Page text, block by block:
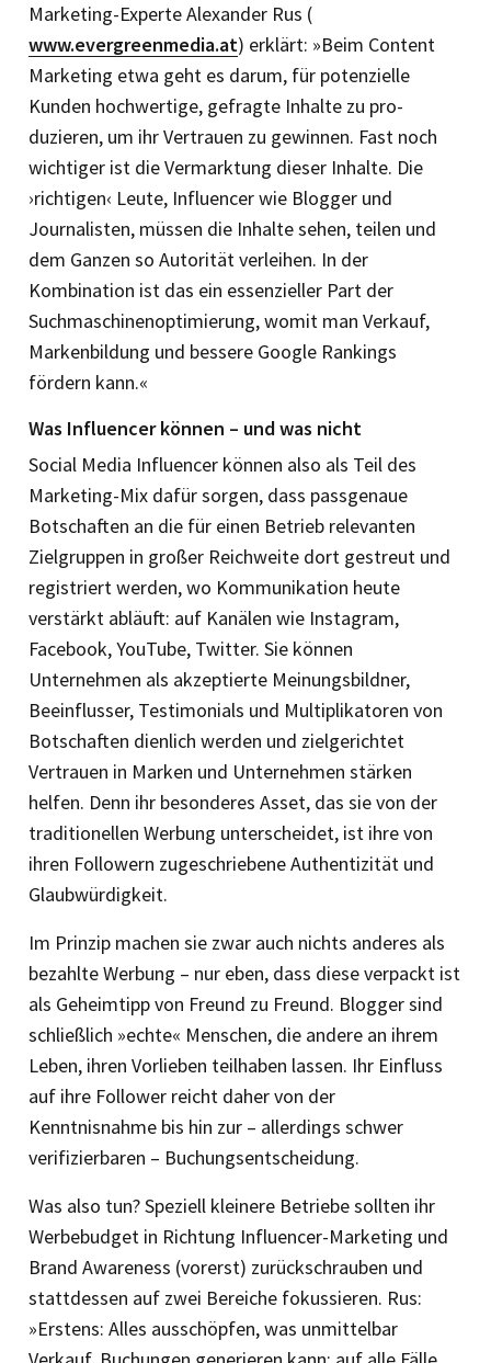
Marketing-Experte Alexander Rus (
www.evergreenmedia.at) erklärt: »Beim Content
Marketing etwa geht es darum, für potenzielle
Kunden hochwertige, gefragte Inhalte zu pro­
duzieren, um ihr Vertrauen zu gewinnen. Fast noch
wichtiger ist die Vermarktung dieser Inhalte. Die
›richtigen‹ Leute, Influencer wie Blogger und
Journalisten, müssen die Inhalte sehen, teilen und
dem Ganzen so Autorität verleihen. In der
Kombination ist das ein essenzieller Part der
Suchmaschinenoptimierung, womit man Verkauf,
Markenbildung und bessere Google Rankings
fördern kann.«
Was Influencer können – und was nicht
Social Media Influencer können also als Teil des
Marketing-Mix dafür sorgen, dass passgenaue
Botschaften an die für einen Betrieb relevanten
Zielgruppen in großer Reichweite dort gestreut und
registriert werden, wo Kommunikation heute
verstärkt abläuft: auf Kanälen wie Instagram,
Facebook, YouTube, Twitter. Sie können
Unternehmen als akzeptierte Meinungsbildner,
Beeinflusser, Testimonials und Multiplikatoren von
Botschaften dienlich werden und zielgerichtet
Vertrauen in Marken und Unternehmen stärken
helfen. Denn ihr besonderes Asset, das sie von der
traditionellen Werbung unterscheidet, ist ihre von
ihren Followern zugeschriebene Authentizität und
Glaubwürdigkeit.
Im Prinzip machen sie zwar auch nichts anderes als
bezahlte Werbung – nur eben, dass diese verpackt ist
als Geheimtipp von Freund zu Freund. Blogger sind
schließlich »echte« Menschen, die andere an ihrem
Leben, ihren Vorlieben teilhaben lassen. Ihr Einfluss
auf ihre Follower reicht daher von der
Kenntnisnahme bis hin zur – allerdings schwer
verifizierbaren – Buchungsentscheidung.
Was also tun? Speziell kleinere Betriebe sollten ihr
Werbebudget in Richtung Influencer-Marketing und
Brand Awareness (vorerst) zurückschrauben und
stattdessen auf zwei Bereiche fokussieren. Rus:
»Erstens: Alles ausschöpfen, was unmittelbar